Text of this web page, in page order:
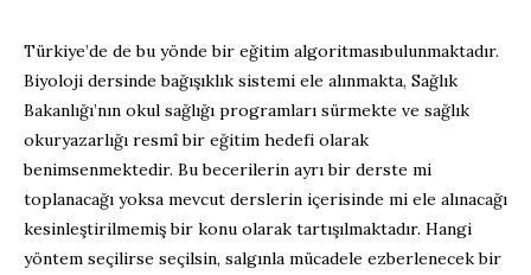
Türkiye’de de bu yönde bir eğitim algoritmasıbulunmaktadır.
Biyoloji dersindebağışıklık sistemi ele alınmakta, Sağlık
Bakanlığı’nın okul sağlığı programları sürmekte ve sağlık
okuryazarlığı resmî bir eğitim hedefi olarak
benimsenmektedir. Bubecerilerin ayrı bir derste mi
toplanacağı yoksa mevcut derslerin içerisinde mi ele alınacağı
kesinleştirilmemiş bir konu olarak tartışılmaktadır. Hangi
yöntem seçilirse seçilsin, salgınla mücadele ezberlenecek bir